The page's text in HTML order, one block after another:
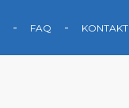
FAQ KONTAKT